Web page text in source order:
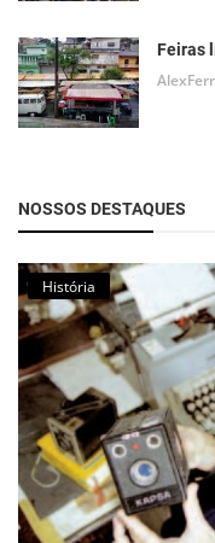
Feiras
NOSSOS DESTAQUES
História